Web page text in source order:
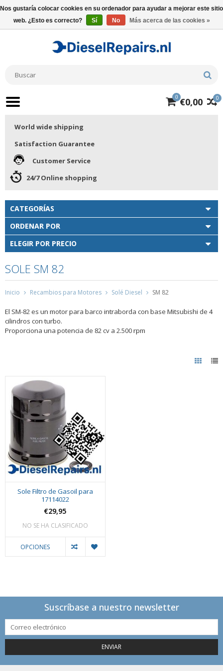
0
0 €0,00
World wide shipping
Satisfaction Guarantee
Customer Service
24/7 Online shopping
CATEGORÍAS
ORDENAR POR
ELEGIR POR PRECIO
SOLE SM 82
Inicio Recambios para Motores Solé Diesel SM 82
El SM-82 es un motor para barco intraborda con base Mitsubishi de 4
cilindros con turbo.
Proporciona una potencia de 82 cv a 2.500 rpm
Sole Filtro de Gasoil para
17114022
€29,95
NO SE HA CLASIFICADO
OPCIONES
Suscríbase a nuestro newsletter
ENVIAR
Nos gustaría colocar cookies en su ordenador para ayudar a mejorar este sitio
web. ¿Esto es correcto?
Sí No Más acerca de las cookies »